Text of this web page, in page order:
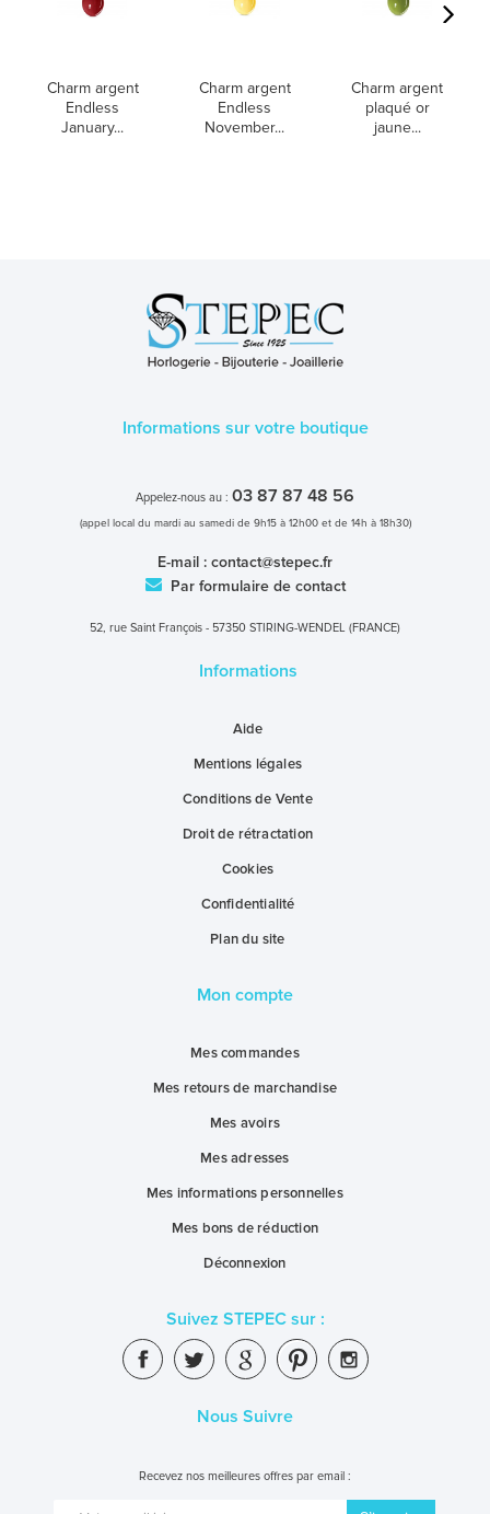
Charm argent
Endless
January...
Charm argent
Endless
November...
Charm argent
plaqué or
jaune...
Informations sur votre boutique
Appelez-nous au : 03 87 87 48 56
(appel local du mardi au samedi de 9h15 à 12h00 et de 14h à 18h30)
E-mail : contact@stepec.fr
Par formulaire de contact
52, rue Saint François - 57350 STIRING-WENDEL (FRANCE)
Informations
Aide
Mentions légales
Conditions de Vente
Droit de rétractation
Cookies
Confidentialité
Plan du site
Mon compte
Mes commandes
Mes retours de marchandise
Mes avoirs
Mes adresses
Mes informations personnelles
Mes bons de réduction
Déconnexion
Suivez STEPEC sur :
Nous Suivre
Recevez nos meilleures offres par email :